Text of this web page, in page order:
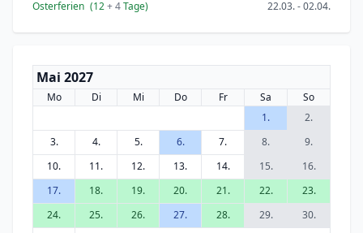
Osterferien (12+ 4Tage) 22.03. - 02.04.
Mai 2027
Mo Di Mi Do Fr Sa
So
1.
2.
3.
4. 5. 6. 7. 8.
9.
10.
11. 12. 13. 14. 15.
16.
17.
18. 19. 20. 21. 22.
23.
24.
25. 26. 27. 28. 29.
30.